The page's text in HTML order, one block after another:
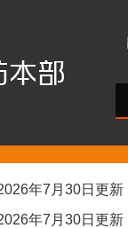
年7月30日更新
年7月30日更新